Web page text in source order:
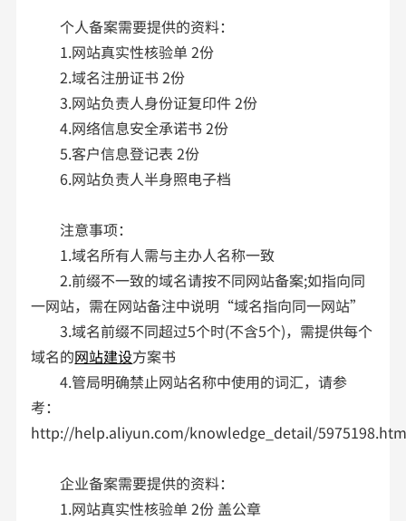
个人备案需要提供的资料：
1.网站真实性核验单 2份
2.域名注册证书 2份
3.网站负责人身份证复印件 2份
4.网络信息安全承诺书 2份
5.客户信息登记表 2份
6.网站负责人半身照电子档
注意事项：
1.域名所有人需与主办人名称一致
2.前缀不一致的域名请按不同网站备案;如指向同
一网站，需在网站备注中说明“域名指向同一网站”
3.域名前缀不同超过5个时(不含5个)，需提供每个
域名的网站建设方案书
4.管局明确禁止网站名称中使用的词汇，请参
考：
http://help.aliyun.com/knowledge_detail/
企业备案需要提供的资料：
1.网站真实性核验单 2份 盖公章